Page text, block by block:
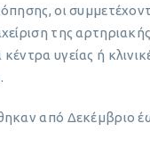
οι
της
υγείας ή
από Δεκέμβριο